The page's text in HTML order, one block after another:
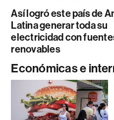
Así logró este país de
Latina generar toda su
electricidad con
renovables
Económicas e